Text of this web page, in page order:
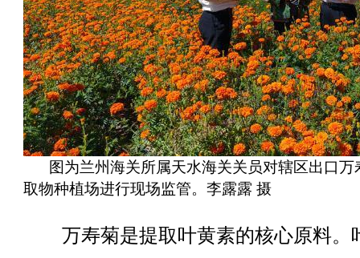
图为兰州海关所属天水海关关员对辖区出口万
取物种植场进行现场监管。李露露 摄
万寿菊是提取叶黄素的核心原料。